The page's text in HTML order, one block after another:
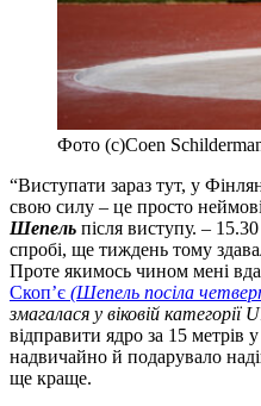
Фото (c)Coen
“Виступати зараз тут, у
свою силу – це просто
Шепель після виступу. –
спробі, ще тиждень тому
Проте якимось чином мені
Скоп’є (Шепель посіла
змагалася у віковій
відправити ядро за 15 метрів
надвичайно й подарувало
ще краще.